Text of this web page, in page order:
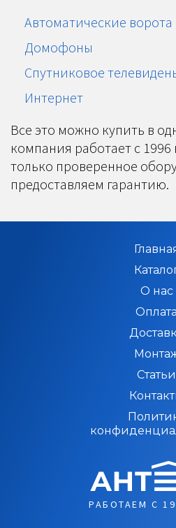
Автоматические ворота
Домофоны
Спутниковое
Интернет
Все это можно купить в
компания работает с
только проверенное
предоставляем гарантию.
РАБОТАЕМ С
О нас
Оплата
Статьи